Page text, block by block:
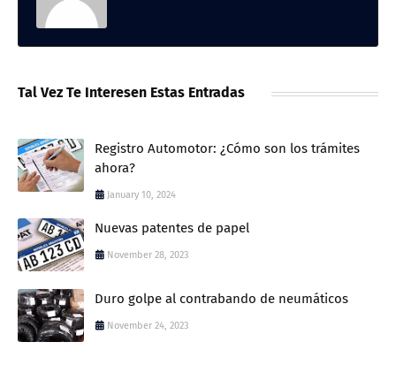
Tal Vez Te Interesen Estas Entradas
Registro Automotor: ¿Cómo son los trámites
ahora?
January 10, 2024
Nuevas patentes de papel
November 28, 2023
Duro golpe al contrabando de neumáticos
November 24, 2023